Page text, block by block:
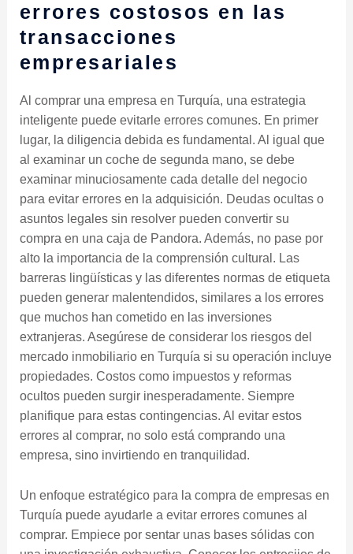
errores costosos en las
transacciones
empresariales
Al comprar una empresa en Turquía, una estrategia
inteligente puede evitarle errores comunes. En primer
lugar, la diligencia debida es fundamental. Al igual que
al examinar un coche de segunda mano, se debe
examinar minuciosamente cada detalle del negocio
para evitar errores en la adquisición. Deudas ocultas o
asuntos legales sin resolver pueden convertir su
compra en una caja de Pandora. Además, no pase por
alto la importancia de la comprensión cultural. Las
barreras lingüísticas y las diferentes normas de etiqueta
pueden generar malentendidos, similares a los errores
que muchos han cometido en las inversiones
extranjeras. Asegúrese de considerar los riesgos del
mercado inmobiliario en Turquía si su operación incluye
propiedades. Costos como impuestos y reformas
ocultos pueden surgir inesperadamente. Siempre
planifique para estas contingencias. Al evitar estos
errores al comprar, no solo está comprando una
empresa, sino invirtiendo en tranquilidad.
Un enfoque estratégico para la compra de empresas en
Turquía puede ayudarle a evitar errores comunes al
comprar. Empiece por sentar unas bases sólidas con